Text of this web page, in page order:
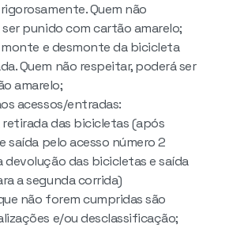
Quem não
punido com cartão amarelo;
monte e desmonte da bicicleta
Quem não respeitar, poderá ser
amarelo;
acessos/entradas:
retirada das bicicletas (após
saída pelo acesso número 2
devolução das bicicletas e saída
a segunda corrida)
não forem cumpridas são
e/ou desclassificação;